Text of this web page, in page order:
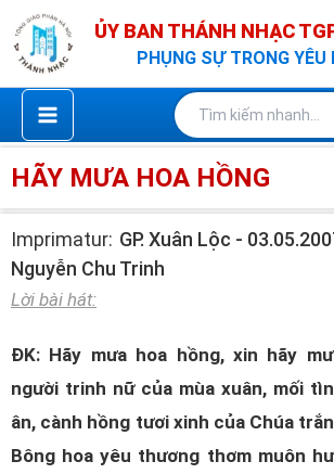
Nhảy
tới
nội
dung
ỦY BAN THÁNH NHẠC
PHỤNG SỰ TRONG YÊU
HÃY MƯA HOA HỒNG
Imprimatur: GP. Xuân Lộc -
Nguyễn Chu Trinh
Lời bài hát:
ĐK: Hãy mưa hoa hồng, xin hãy
người trinh nữ của mùa xuân, mối
ân, cành hồng tươi xinh của Chúa
Bông hoa yêu thương thơm muôn